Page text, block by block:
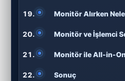
Monitör Alırken
Monitör ve İşlemci
Monitör ile All-in-
Sonuç